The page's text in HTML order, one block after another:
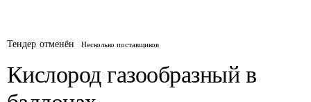
Тендер отменён Несколько поставщиков
Кислород газообразный в